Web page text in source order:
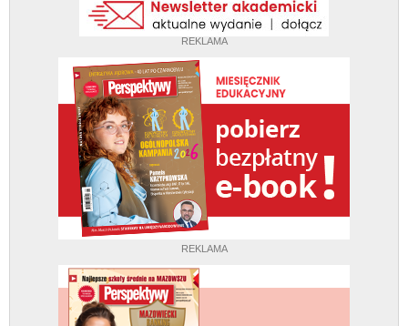
REKLAMA
REKLAMA